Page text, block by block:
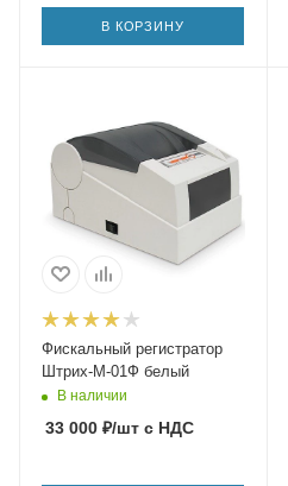
В КОРЗИНУ
Фискальный регистратор
Штрих-М-01Ф белый
В наличии
33 000 ₽/шт с НДС